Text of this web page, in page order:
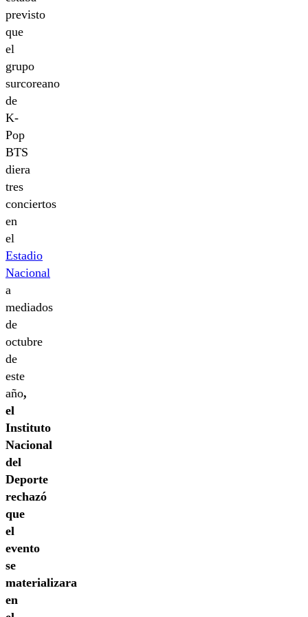
previsto
que
el
grupo
surcoreano
de
K-
Pop
BTS
diera
tres
conciertos
en
el
Estadio
Nacional
a
mediados
de
octubre
de
este
año,
el
Instituto
Nacional
del
Deporte
rechazó
que
el
evento
se
materializara
en